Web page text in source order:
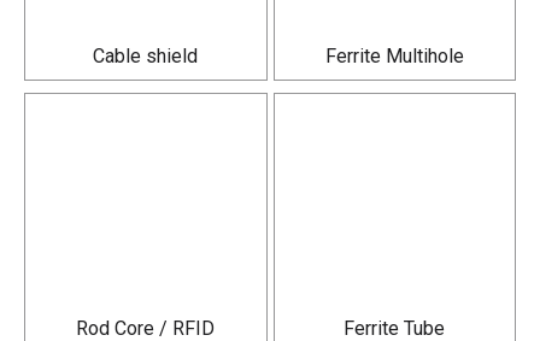
Cable shield Ferrite Multihole
Rod Core / RFID
Ferrite Tube